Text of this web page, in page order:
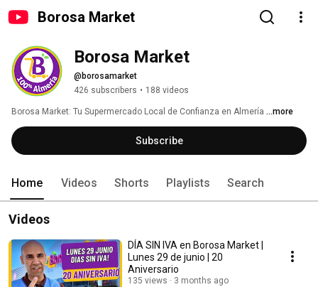
Borosa Market
@borosamarket
426 subscribers • 188 videos
Borosa Market: Tu Supermercado Local de Confianza en Almería ...more
Subscribe
Home Videos Shorts Playlists Search
Videos
DÍA SIN IVA en Borosa Market |
Lunes 29 de junio | 20
Aniversario
135 views 3 months ago